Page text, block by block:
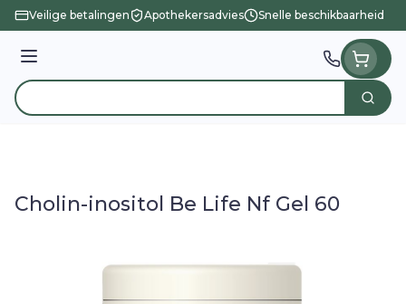
Ga naar de inhoud
Veilige betalingen Apothekersadvies Snelle beschikbaarheid
Menu
Product, merk, categorie... Zoek
Cholin-inositol Be Life Nf Gel 60